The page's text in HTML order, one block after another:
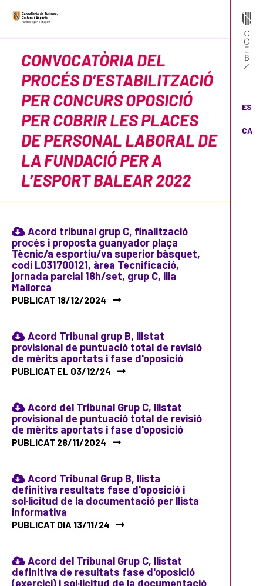
ES
CA
CONVOCATÒRIA DEL
PROCÉS D’ESTABILITZACIÓ
PER CONCURS OPOSICIÓ
PER COBRIR LES PLACES
DE PERSONAL LABORAL DE
LA FUNDACIÓ PER A
L’ESPORT BALEAR 2022
Acord tribunal grup C, finalització
procés i proposta guanyador plaça
Tècnic/a esportiu/va superior bàsquet,
codi L031700121, àrea Tecnificació,
jornada parcial 18h/set, grup C, illa
Mallorca
PUBLICAT 18/12/2024
Acord Tribunal grup B, llistat
provisional de puntuació total de revisió
de mèrits aportats i fase d'oposició
PUBLICAT EL 03/12/24
Acord del Tribunal Grup C, llistat
provisional de puntuació total de revisió
de mèrits aportats i fase d'oposició
PUBLICAT 28/11/2024
Acord Tribunal Grup B, llista
definitiva resultats fase d'oposició i
sol·licitud de la documentació per llista
informativa
PUBLICAT DIA 13/11/24
Acord del Tribunal Grup C, llistat
definitiva de resultats fase d'oposició
(exercici) i sol·licitud de la documentació